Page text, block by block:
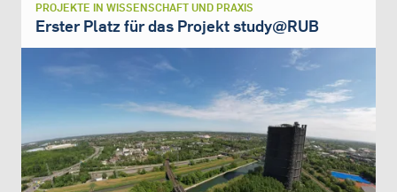
PROJEKTE IN WISSENSCHAFT UND PRAXIS
Erster Platz für das Projekt study@RUB